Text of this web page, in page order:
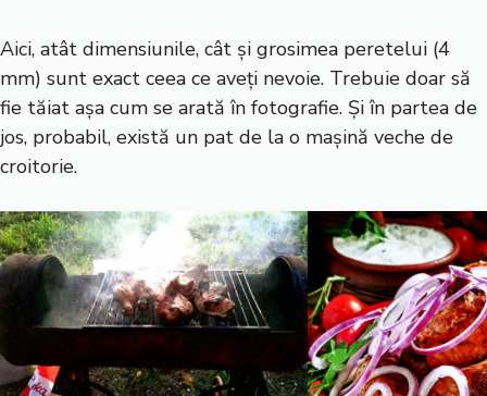
Aici, atât dimensiunile, cât și grosimea peretelui (4
mm) sunt exact ceea ce aveți nevoie. Trebuie doar să
fie tăiat așa cum se arată în fotografie. Și în partea de
jos, probabil, există un pat de la o mașină veche de
croitorie.